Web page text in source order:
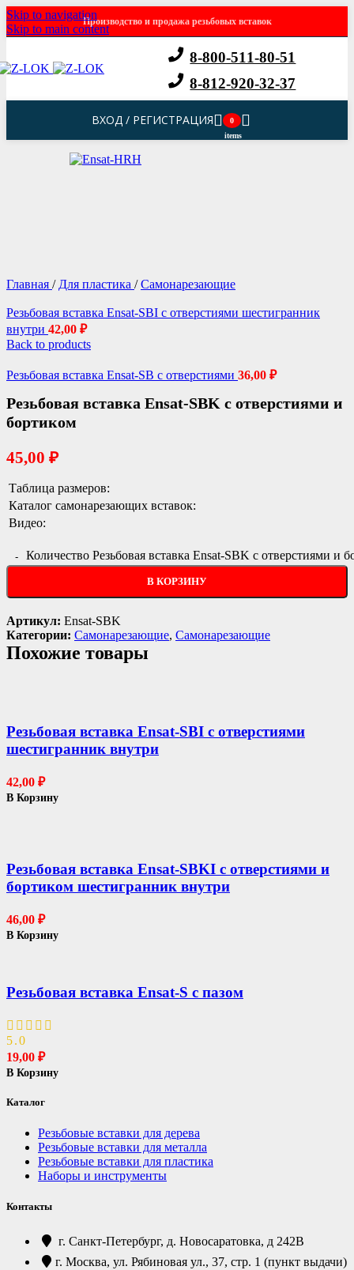
Skip to navigation
Skip to main content
Производство и продажа резьбовых вставок
8-800-511-80-51
8-812-920-32-37
ВХОД / РЕГИСТРАЦИЯ
0
items
Главная / Для пластика / Самонарезающие
Резьбовая вставка Ensat-SBI с отверстиями шестигранник
внутри 42,00 ₽
Back to products
Резьбовая вставка Ensat-SB с отверстиями 36,00 ₽
Резьбовая вставка Ensat-SBK с отверстиями и
бортиком
45,00 ₽
Таблица размеров:
Каталог самонарезающих вставок:
Видео:
Количество Резьбовая вставка Ensat-SBK с отверстиями и
В КОРЗИНУ
Артикул: Ensat-SBK
Категории: Самонарезающие, Самонарезающие
Похожие товары
Резьбовая вставка Ensat-SBI с отверстиями
шестигранник внутри
42,00 ₽
В Корзину
Резьбовая вставка Ensat-SBKI с отверстиями и
бортиком шестигранник внутри
46,00 ₽
В Корзину
Резьбовая вставка Ensat-S с пазом
5.0
19,00 ₽
В Корзину
Каталог
Резьбовые вставки для дерева
Резьбовые вставки для металла
Резьбовые вставки для пластика
Наборы и инструменты
Контакты
г. Санкт-Петербург, д. Новосаратовка, д 242В
г. Москва, ул. Рябиновая ул., 37, стр. 1 (пункт выдачи)